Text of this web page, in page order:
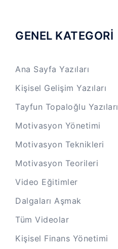
GENEL KATEGORİ
Ana Sayfa Yazıları
Kişisel Gelişim Yazıları
Tayfun Topaloğlu Yazıları
Motivasyon Yönetimi
Motivasyon Teknikleri
Motivasyon Teorileri
Video Eğitimler
Dalgaları Aşmak
Tüm Videolar
Kişisel Finans Yönetimi